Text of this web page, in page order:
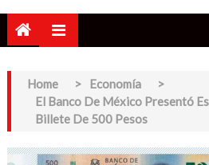
Home > Economía
>
El Banco De México Presentó
Billete De 500 Pesos